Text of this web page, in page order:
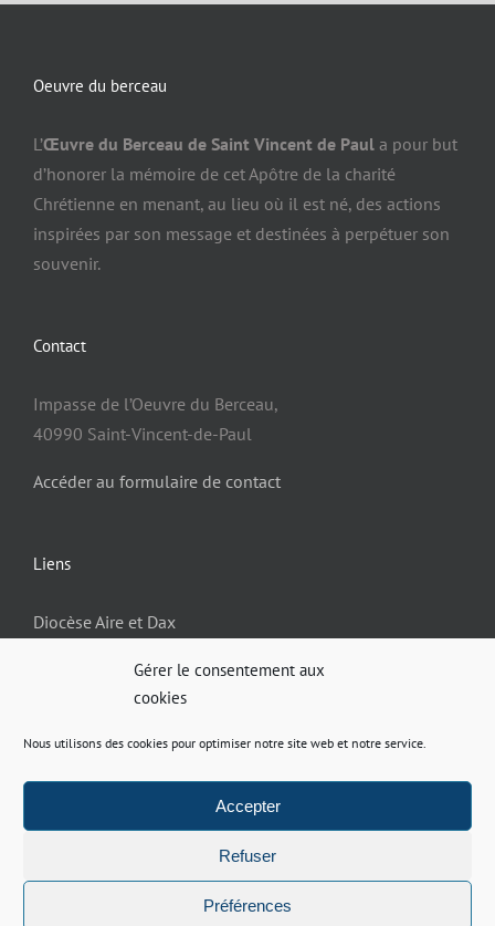
Gérer le consentement aux
cookies
Nous utilisons des cookies pour optimiser notre site web et notre service.
Accepter
Refuser
Préférences
Oeuvre du berceau
L’Œuvre du Berceau de Saint Vincent de Paul a pour but
d’honorer la mémoire de cet Apôtre de la charité
Chrétienne en menant, au lieu où il est né, des actions
inspirées par son message et destinées à perpétuer son
souvenir.
Contact
Impasse de l’Oeuvre du Berceau,
40990 Saint-Vincent-de-Paul
Accéder au formulaire de contact
Liens
Diocèse Aire et Dax